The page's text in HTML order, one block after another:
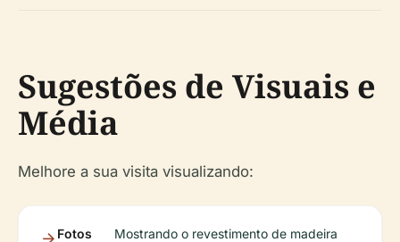
Sugestões de Visuais e
Média
Melhore a sua visita visualizando:
Fotos
Mostrando o revestimento de madeira